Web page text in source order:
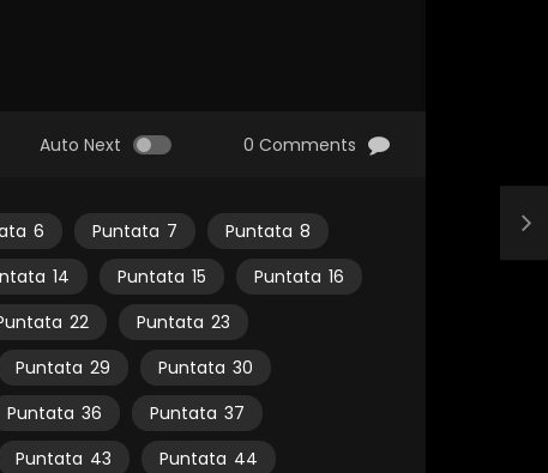
Auto Next 0 Comments
6 Puntata 7 Puntata 8
14 Puntata 15 Puntata 16
22 Puntata 23
Puntata 29 Puntata 30
Puntata 36 Puntata 37
Puntata 43 Puntata 44